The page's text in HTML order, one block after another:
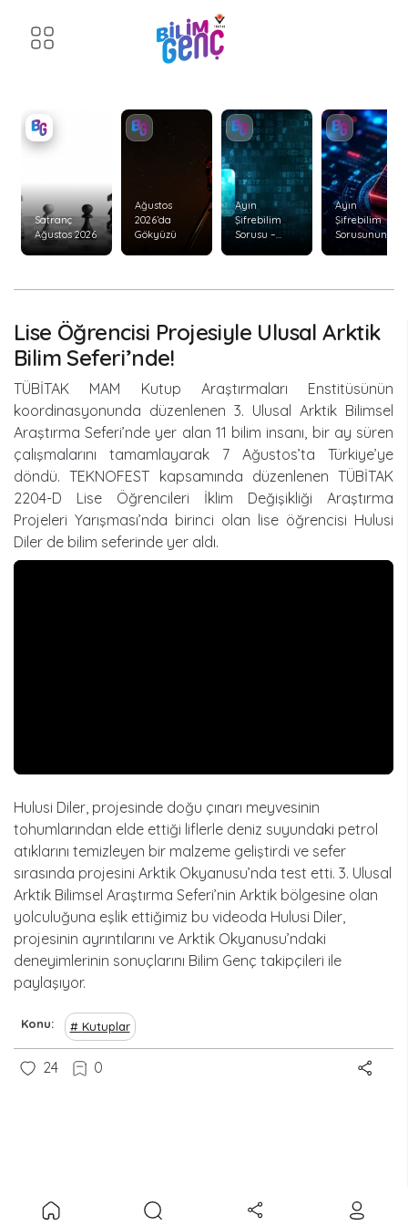
Satranç
Ağustos 2026
Ağustos
2026’da
Gökyüzü
Ayın
Şifrebilim
Sorusu –
Ayın
Şifrebilim
Sorusunun
Lise Öğrencisi Projesiyle Ulusal Arktik
Bilim Seferi’nde!
TÜBİTAK MAM Kutup Araştırmaları Enstitüsünün
koordinasyonunda düzenlenen 3. Ulusal Arktik Bilimsel
Araştırma Seferi’nde yer alan 11 bilim insanı, bir ay süren
çalışmalarını tamamlayarak 7 Ağustos’ta Türkiye’ye
döndü. TEKNOFEST kapsamında düzenlenen TÜBİTAK
2204-D Lise Öğrencileri İklim Değişikliği Araştırma
Projeleri Yarışması’nda birinci olan lise öğrencisi Hulusi
Diler de bilim seferinde yer aldı.
Hulusi Diler, projesinde doğu çınarı meyvesinin
tohumlarından elde ettiği liflerle deniz suyundaki petrol
atıklarını temizleyen bir malzeme geliştirdi ve sefer
sırasında projesini Arktik Okyanusu’nda test etti. 3. Ulusal
Arktik Bilimsel Araştırma Seferi’nin Arktik bölgesine olan
yolculuğuna eşlik ettiğimiz bu videoda Hulusi Diler,
projesinin ayrıntılarını ve Arktik Okyanusu’ndaki
deneyimlerinin sonuçlarını Bilim Genç takipçileri ile
paylaşıyor.
Konu Kutuplar
24 0